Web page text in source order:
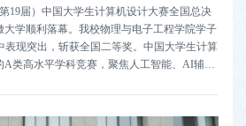
19届）中国大学生计算机设计大赛全国总决
学顺利落幕。我校物理与电子工程学院学子
现突出，斩获全国二等奖。中国大学生计算
类高水平学科竞赛，聚焦人工智能、AI辅助
中，由李娜老师指导，吴凌岚等9位同学共